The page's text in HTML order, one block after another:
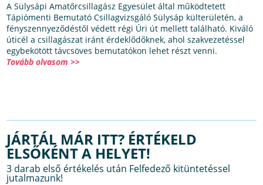
A Sülysápi Amatőrcsillagász Egyesület által működtetett
Tápiómenti Bemutató Csillagvizsgáló Sülysáp külterületén, a
fényszennyeződéstől védett régi Úri út mellett található. Kiváló
úticél a csillagászat iránt érdeklődőknek, ahol szakvezetéssel
egybekötött távcsöves bemutatókon lehet részt venni.
Tovább olvasom >>
JÁRTÁL MÁR ITT? ÉRTÉKELD
ELSŐKÉNT A HELYET!
3 darab első értékelés után Felfedező kitüntetéssel
jutalmazunk!